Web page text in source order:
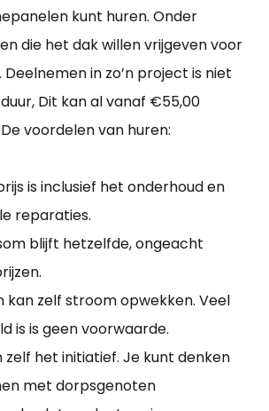
kunt huren. Onder
die het dak willen vrijgeven voor
in zo’n project is niet
Dit kan al vanaf €55,00
voordelen van huren:
is inclusief het onderhoud en
reparaties.
blijft hetzelfde, ongeacht
kan zelf stroom opwekken. Veel
is is geen voorwaarde.
zelf het initiatief. Je kunt denken
met dorpsgenoten